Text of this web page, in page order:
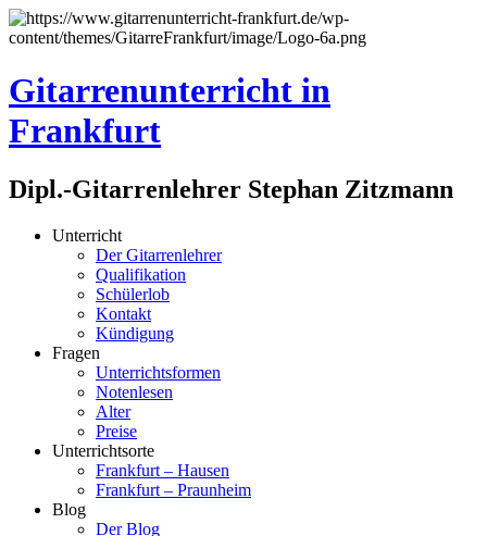
Gitarrenunterricht in
Frankfurt
Dipl.-Gitarrenlehrer Stephan Zitzmann
Unterricht
Der Gitarrenlehrer
Qualifikation
Schülerlob
Kontakt
Kündigung
Fragen
Unterrichtsformen
Notenlesen
Alter
Preise
Unterrichtsorte
Frankfurt – Hausen
Frankfurt – Praunheim
Blog
Der Blog